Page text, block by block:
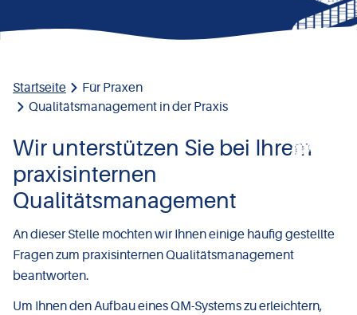
Startseite
Für Praxen
Qualitätsmanagement in der Praxis
Wir unterstützen Sie bei Ihrem
praxisinternen
Qualitätsmanagement
An dieser Stelle möchten wir Ihnen einige häufig gestellte
Fragen zum praxisinternen Qualitätsmanagement
beantworten.
Um Ihnen den Aufbau eines QM-Systems zu erleichtern,